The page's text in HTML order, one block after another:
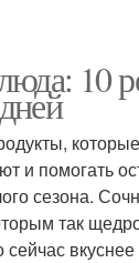
10
и помогать
сезона.
так